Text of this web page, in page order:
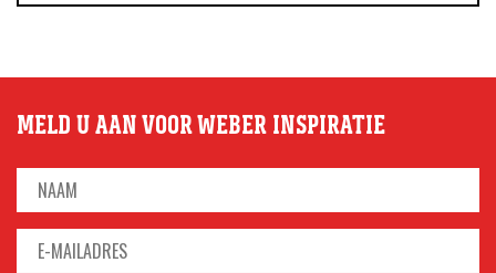
MELD U AAN VOOR WEBER INSPIRATIE